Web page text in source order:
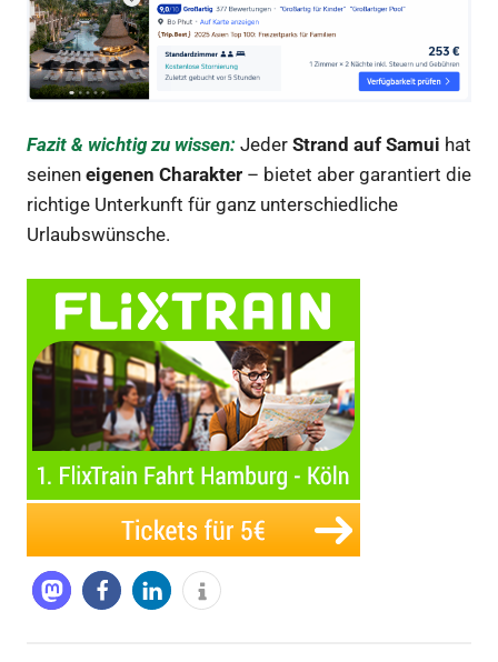
Fazit & wichtig zu wissen: Jeder Strand auf Samui hat
seinen eigenen Charakter – bietet aber garantiert die
richtige Unterkunft für ganz unterschiedliche
Urlaubswünsche.